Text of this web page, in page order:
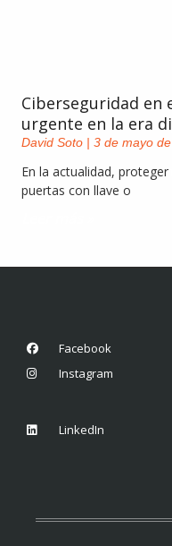
Ciberseguridad en
urgente en la era
David Soto 3 de mayo
En la actualidad,
puertas con llave o
Facebook
Instagram
LinkedIn